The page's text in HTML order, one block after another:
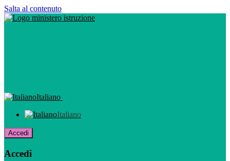
Salta al contenuto
Italiano
Italiano
Accedi
Accedi